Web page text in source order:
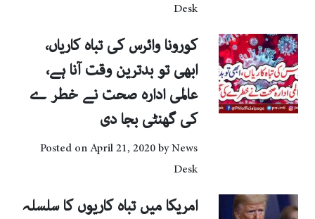
Desk
کورونا وائرس کی تباہ کاریاں،
ابھی تو بدترین وقت آنا ہے،
عالمی ادارہ صحت نے خطر ے
کی گھنٹی بجا دی
Posted onApril 21, 2020byNews
Desk
امریکا میں تباہ کاریوں کا سلسلہ